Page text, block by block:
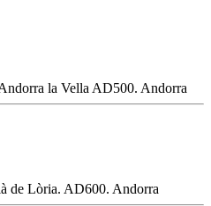
la Vella AD500. Andorra
de Lòria. AD600. Andorra